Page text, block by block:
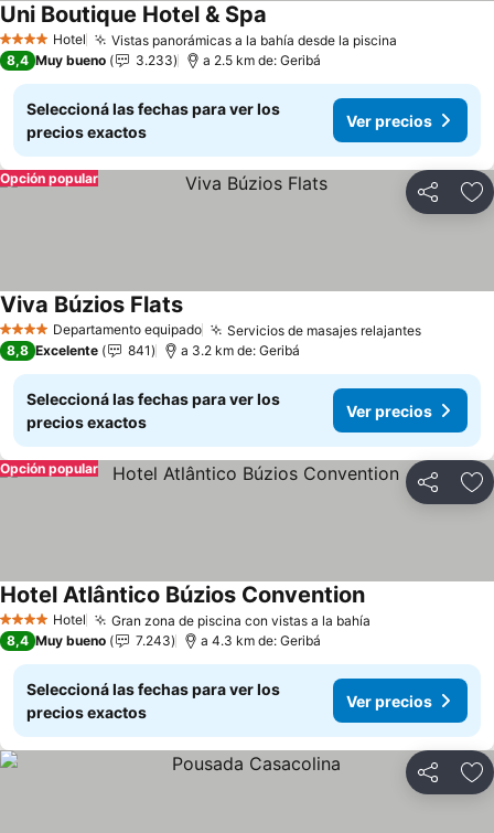
4 EstrellasHotel Vistas panorámicas a la bahía desde la piscina
Uni Boutique Hotel & Spa
8,4 Muy bueno 3.233 a 2.5 km de: Geribá
Seleccioná las fechas para ver los
precios exactos
Ver precios
Compartir
Opción popular
4 EstrellasDepartamento equipado Servicios de masajes relajantesVer
Viva Búzios FlatsVer precios
8,8 Excelente 841 a 3.2 km de: Geribá
Seleccioná las fechas para ver los
precios exactos
Ver precios
Compartir
Opción popular
4 EstrellasHotel Gran zona de piscina con vistas a la bahía
Hotel Atlântico Búzios ConventionVer precios
8,4 Muy bueno 7.243 a 4.3 km de: Geribá
Seleccioná las fechas para ver los
precios exactos
Ver precios
Compartir